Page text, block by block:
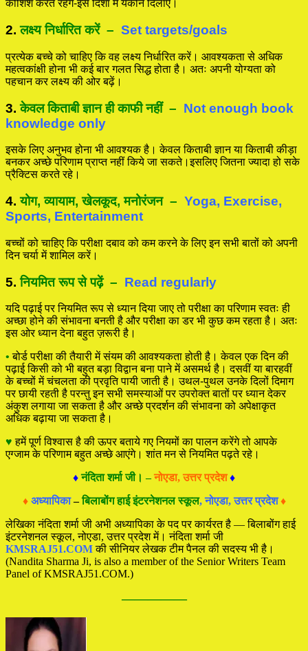
कोशिश करते रहेंगे-इस दिशा में यकीन दिलाएं।
2.लक्ष्य निर्धारित करें – Set targets/goals
प्रत्येक बच्चे को चाहिए कि वह लक्ष्य निर्धारित करें। आवश्यकता से अधिक
महत्वकांक्षी होना भी कई बार गलत सिद्ध होता है। अतः अपनी योग्यता को
पहचान कर लक्ष्य की ओर बढ़ें।
3.केवल किताबी ज्ञान ही काफी नहीं – Not enough book
knowledge only
इसके लिए अनुभव होना भी आवश्यक है। केवल किताबी ज्ञान या किताबी कीड़ा
बनकर अच्छे परिणाम प्राप्त नहीं किये जा सकते।इसलिए जितना ज्यादा हो सके
प्रैक्टिस करते रहे।
4.योग, व्यायाम, खेलकूद, मनोरंजन – Yoga, Exercise,
Sports, Entertainment
बच्चों को चाहिए कि परीक्षा दबाव को कम करने के लिए इन सभी बातों को अपनी
दिन चर्या में शामिल करें।
5.नियमित रूप से पढ़ें – Read regularly
यदि पढ़ाई पर नियमित रूप से ध्यान दिया जाए तो परीक्षा का परिणाम स्वतः ही
अच्छा होने की संभावना बनती है और परीक्षा का डर भी कुछ कम रहता है। अतः
इस ओर ध्यान देना बहुत ज़रूरी है।
•बोर्ड परीक्षा की तैयारी में संयम की आवश्यकता होती है। केवल एक दिन की
पढ़ाई किसी को भी बहुत बड़ा विद्वान बना पाने में असमर्थ है। दसवीं या बारहवीं
के बच्चों में चंचलता की प्रवृति पायी जाती है। उथल-पुथल उनके दिलों दिमाग
पर छायी रहती है परन्तु इन सभी समस्याओं पर उपरोक्त बातों पर ध्यान देकर
अंकुश लगाया जा सकता है और अच्छे प्रदर्शन की संभावना को अपेक्षाकृत
अधिक बढ़ाया जा सकता है।
♥ हमें पूर्ण विश्वास है की ऊपर बताये गए नियमों का पालन करेंगे तो आपके
एग्जाम के परिणाम बहुत अच्छे आएंगे। शांत मन से नियमित पढ़ते रहे।
♦नंदिता शर्मा जी। –नोएडा, उत्तर प्रदेश ♦
♦ अध्यापिका–बिलाबोंग हाई इंटरनेशनल स्कूल, नोएडा, उत्तर प्रदेश♦
लेखिका नंदिता शर्मा जी अभी अध्यापिका के पद पर कार्यरत है — बिलाबोंग हाई
इंटरनेशनल स्कूल, नोएडा, उत्तर प्रदेश में। नंदिता शर्मा जी
KMSRAJ51.COM की सीनियर लेखक टीम पैनल की सदस्य भी है।
(Nandita Sharma Ji, is also a member of the Senior Writers Team
Panel of KMSRAJ51.COM.)
—————